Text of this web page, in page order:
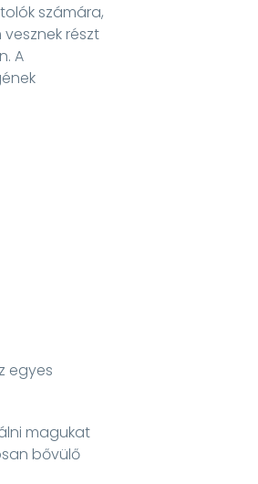
számára,
részt
A
egyes
magukat
bővülő